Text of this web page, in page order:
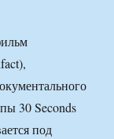
30 Seconds
под